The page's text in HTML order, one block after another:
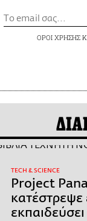
ΟΡΟΙ ΧΡΗΣΗΣ
ΤECH & SCIENCE
Project
κατέστρεψε